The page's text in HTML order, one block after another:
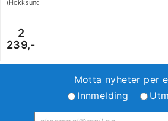
(Hokksund)
2
239,-
Motta nyheter per
Innmelding